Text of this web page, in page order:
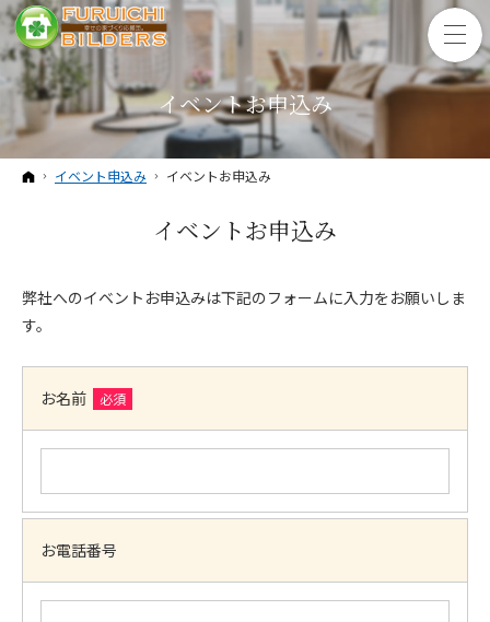
イベントお申込み
ホーム
イベント申込み イベントお申込み
イベントお申込み
弊社へのイベントお申込みは下記のフォームに入力をお願いしま
す。
お名前 必須
お電話番号